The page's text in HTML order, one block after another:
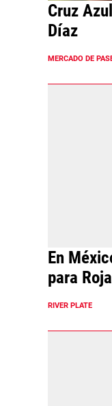
Cruz
Díaz
MERCADO DE
En
para
RIVER PLATE